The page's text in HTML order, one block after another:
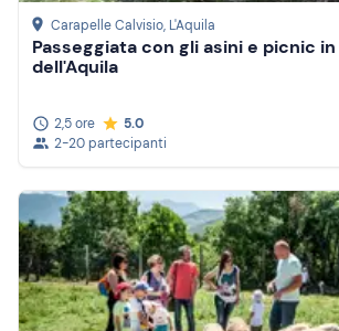
Carapelle Calvisio, L'Aquila
Passeggiata con gli asini e picnic
dell'Aquila
2,5 ore
5.0
2-20 partecipanti